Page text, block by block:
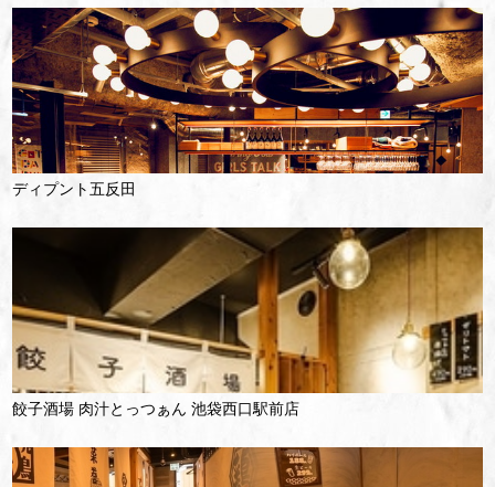
ディプント五反田
餃子酒場 肉汁とっつぁん 池袋西口駅前店